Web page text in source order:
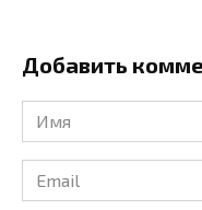
Добавить
Имя
*
Email
*